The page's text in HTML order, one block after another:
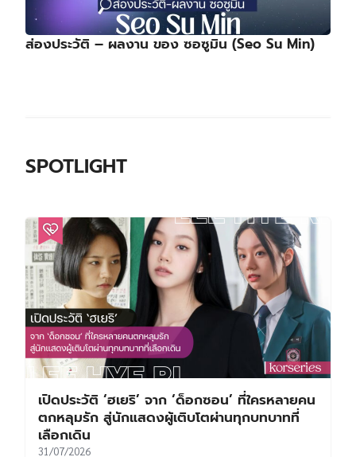
ส่องประวัติ – ผลงาน ของ ซอซูมิน (Seo Su Min)
SPOTLIGHT
เปิดประวัติ ‘ฮเยริ’ จาก ‘ด็อกซอน’ ที่ใครหลายคน
ตกหลุมรัก สู่นักแสดงผู้เติบโตผ่านทุกบทบาทที่
เลือกเดิน
31/07/2026